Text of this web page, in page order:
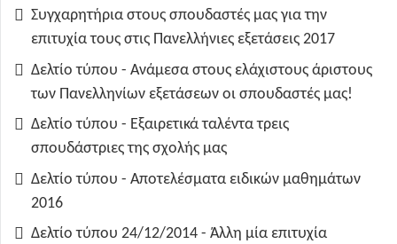
Συγχαρητήρια στους σπουδαστές μας για την
επιτυχία τους στις Πανελλήνιες εξετάσεις 2017
Δελτίο τύπου - Ανάμεσα στους ελάχιστους άριστους
των Πανελληνίων εξετάσεων οι σπουδαστές μας!
Δελτίο τύπου - Εξαιρετικά ταλέντα τρεις
σπουδάστριες της σχολής μας
Δελτίο τύπου - Αποτελέσματα ειδικών μαθημάτων
2016
Δελτίο τύπου 24/12/2014 - Άλλη μία επιτυχία